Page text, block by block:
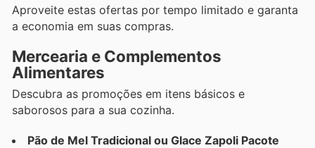
Aproveite estas ofertas por tempo limitado e garanta
a economia em suas compras.
Mercearia e Complementos
Alimentares
Descubra as promoções em itens básicos e
saborosos para a sua cozinha.
Pão de Mel Tradicional ou Glace Zapoli Pacote